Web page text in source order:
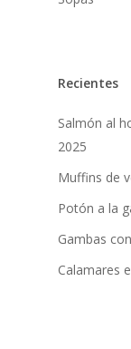
Recientes
Salmón al
2025
Muffins de
Potón a la
Gambas
Calamares